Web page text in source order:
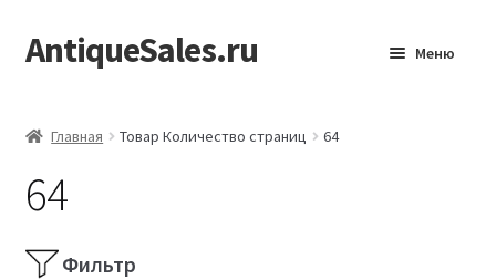
Перейти
к
Перейти
к
AntiqueSales.ru Меню
Главная Товар Количество страниц 64
64
Фильтр